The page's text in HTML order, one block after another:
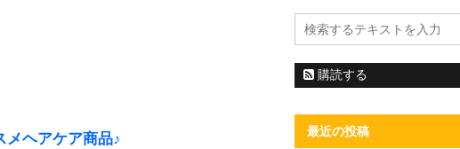
メヘアケア商品♪
購読する
最近の投稿